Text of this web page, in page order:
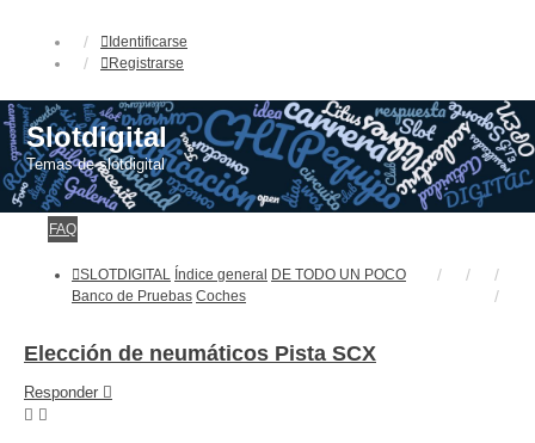
Identificarse
Registrarse
Slotdigital
Temas de slotdigital
FAQ
SLOTDIGITAL Índice general DE TODO UN POCO
Banco de Pruebas Coches
Elección de neumáticos Pista SCX
Responder